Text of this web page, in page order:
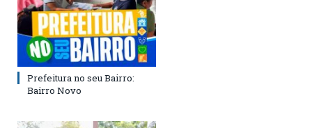
Prefeitura no seu Bairro:
Bairro Novo